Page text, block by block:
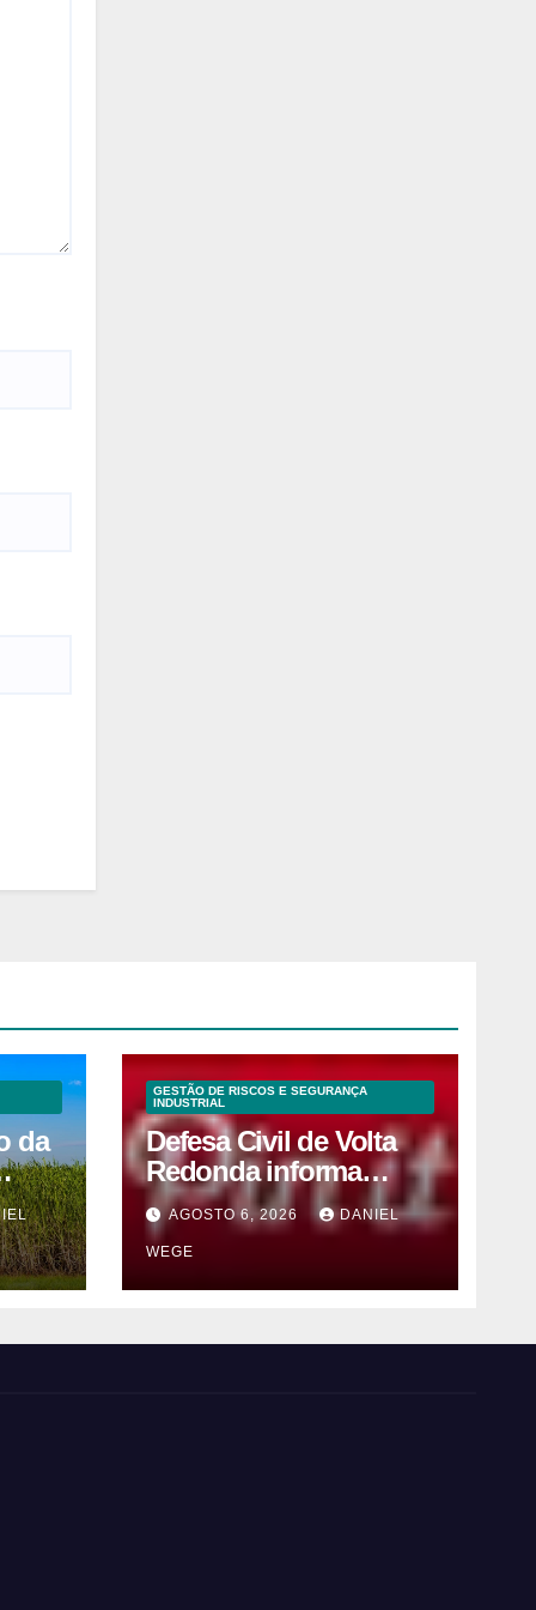
da
e 2ª
GESTÃO DE RISCOS E SEGURANÇA
INDUSTRIAL
Defesa Civil de Volta
Redonda informa
sobre atos seguros por
conta de efeitos
meteorológicos
previstos até domingo
AGOSTO 6, 2026 DANIEL
WEGE